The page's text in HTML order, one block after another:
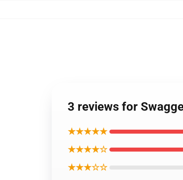
3 reviews for
★★★★★
★★★★☆
★★★☆☆